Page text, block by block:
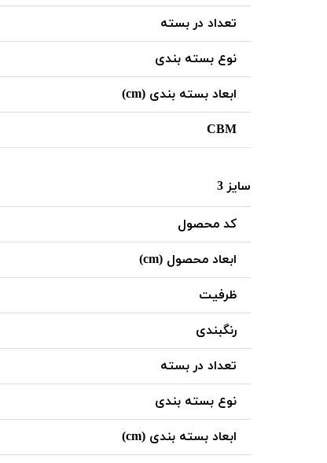
تعداد در بسته
نوع بسته بندی
ابعاد بسته بندی (cm)
CBM
سایز 3
کد محصول
ابعاد محصول (cm)
ظرفیت
رنگبندی
تعداد در بسته
نوع بسته بندی
ابعاد بسته بندی (cm)